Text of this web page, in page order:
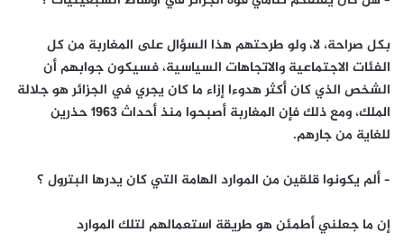
بكل صراحة، لا، ولو طرحتهم هذا السؤال على المغاربة من كل
الفئات الاجتماعية والاتجاهات السياسية، فسيكون جوابهم أن
الشخص الذي كان أكثر هدوءا إزاء ما كان يجري في الجزائر هو جلالة
الملك، ومع ذلك فإن المغاربة أصبحوا منذ أحداث 1963 حذرين
للغاية من جارهم.
– ألم يكونوا قلقين من الموارد الهامة التي كان يدرها البترول ؟
إن ما جعلني أطمئن هو طريقة استعمالهم لتلك الموارد